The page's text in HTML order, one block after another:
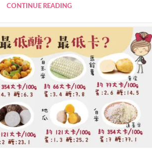
CONTINUE READING